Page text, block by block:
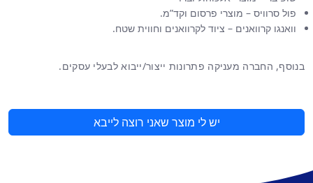
פול סרוויס – מוצרי פרסום וקד”מ.
וואנגו קרוואנים – ציוד לקרוואנים וחווית שטח.
בנוסף, החברה מעניקה פתרונות ייצור/ייבוא לבעלי עסקים.
יש לי מוצר שאני רוצה לייבא